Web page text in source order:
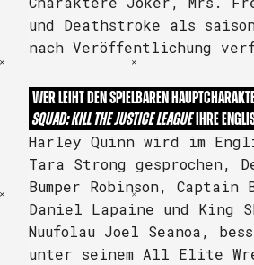
und Deathstroke als
nach Veröffentlichung
WER LEIHT DEN SPIELBAREN
SQUAD: KILL THE JUSTICE LEAGUEIHRE
Harley Quinn wird im
Tara Strong gesprochen,
Bumper Robinson, Captain
Daniel Lapaine und King
Nuufolau Joel Seanoa,
unter seinem All Elite